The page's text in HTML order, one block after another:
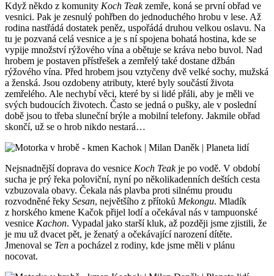
Když někdo z komunity Koch Teakzemře, koná se první obřad ve
vesnici. Pak je zesnulý pohřben do jednoduchého hrobu v lese. Až
rodina nastřádá dostatek peněz, uspořádá druhou velkou oslavu. Na
tu je pozvaná celá vesnice a je s ní spojena bohatá hostina, kde se
vypije množství rýžového vína a obětuje se kráva nebo buvol. Nad
hrobem je postaven přístřešek a zemřelý také dostane džbán
rýžového vína. Před hrobem jsou vztyčeny dvě velké sochy, mužská
a ženská. Jsou ozdobeny atributy, které byly součástí života
zemřelého. Ale nechybí věci, které by si lidé přáli, aby je měli ve
svých budoucích životech. Často se jedná o pušky, ale v poslední
době jsou to třeba sluneční brýle a mobilní telefony. Jakmile obřad
skončí, už se o hrob nikdo nestará…
Nejsnadnější doprava do vesnice Koch Teakje po vodě. V období
sucha je prý řeka poloviční, nyní po několikadenních deštích cesta
vzbuzovala obavy. Čekala nás plavba proti silnému proudu
rozvodněné řeky Sesan, největšího z přítoků Mekongu. Mladík
z horského kmene Kačok přijel lodí a očekával nás v tampuonské
vesnice Kachon. Vypadal jako starší kluk, až později jsme zjistili, že
je mu už dvacet pět, je ženatý a očekávající narození dítěte.
Jmenoval se Ten a pocházel z rodiny, kde jsme měli v plánu
nocovat.